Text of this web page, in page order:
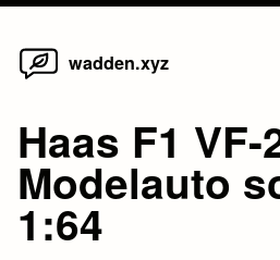
Skip
wadden.xyz
Haas F1 VF-
Modelauto
1:64